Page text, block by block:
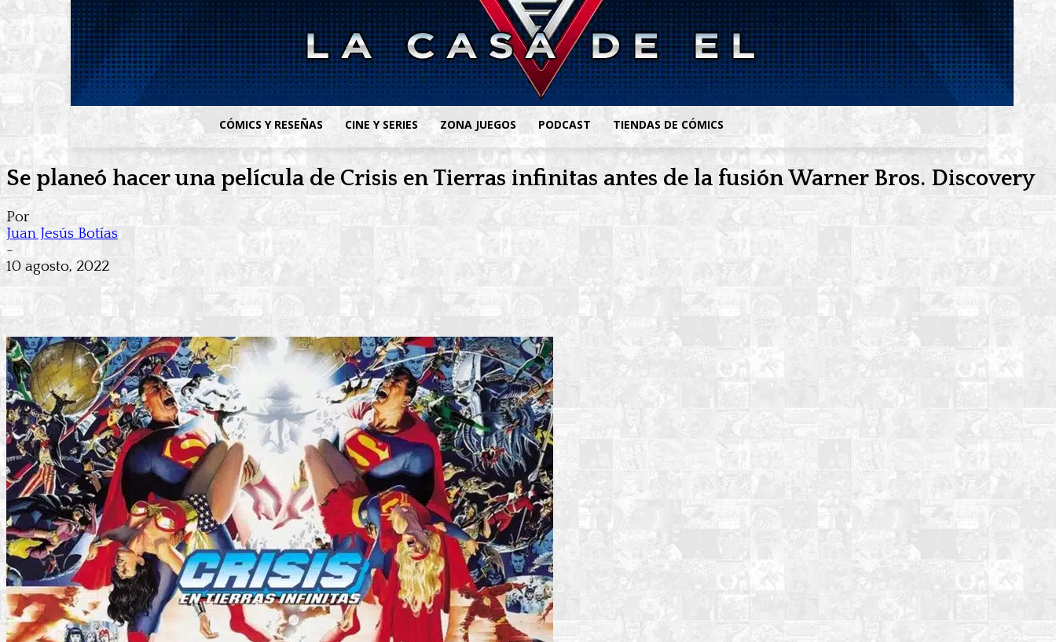
CÓMICS Y RESEÑAS CINE Y SERIES ZONA JUEGOS PODCAST TIENDAS DE CÓMICS
Se planeó hacer una película de Crisis en Tierras infinitas antes de la fusión Warner Bros. Discovery
Por
Juan Jesús Botías
-
10 agosto, 2022